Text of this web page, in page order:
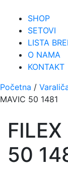
SHOP
SETOVI
LISTA
O NAMA
KONTAKT
Početna /
MAVIC 50 1481
50